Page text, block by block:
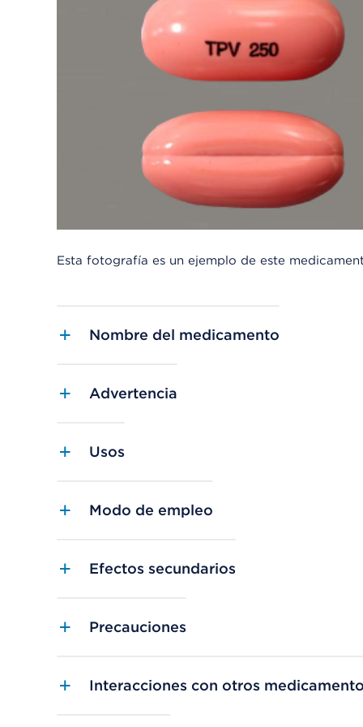
Esta fotografía es un ejemplo de este
Nombre del medicamento
Advertencia
Usos
Modo de empleo
Efectos secundarios
Precauciones
Interacciones con otros